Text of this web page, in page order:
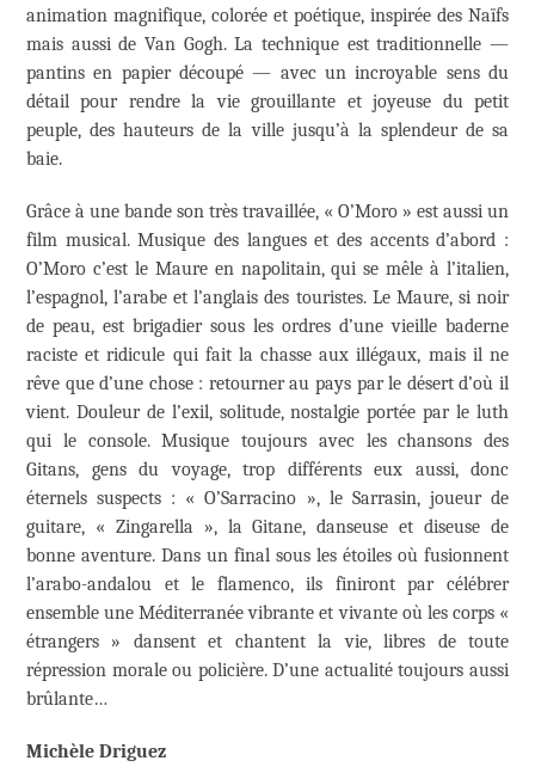
animation magnifique, colorée et poétique, inspirée des Naïfs
mais aussi de Van Gogh. La technique est traditionnelle —
pantins en papier découpé — avec un incroyable sens du
détail pour rendre la vie grouillante et joyeuse du petit
peuple, des hauteurs de la ville jusqu’à la splendeur de sa
baie.
Grâce à une bande son très travaillée, « O’Moro » est aussi un
film musical. Musique des langues et des accents d’abord :
O’Moro c’est le Maure en napolitain, qui se mêle à l’italien,
l’espagnol, l’arabe et l’anglais des touristes. Le Maure, si noir
de peau, est brigadier sous les ordres d’une vieille baderne
raciste et ridicule qui fait la chasse aux illégaux, mais il ne
rêve que d’une chose : retourner au pays par le désert d’où il
vient. Douleur de l’exil, solitude, nostalgie portée par le luth
qui le console. Musique toujours avec les chansons des
Gitans, gens du voyage, trop différents eux aussi, donc
éternels suspects : « O’Sarracino », le Sarrasin, joueur de
guitare, « Zingarella », la Gitane, danseuse et diseuse de
bonne aventure. Dans un final sous les étoiles où fusionnent
l’arabo-andalou et le flamenco, ils finiront par célébrer
ensemble une Méditerranée vibrante et vivante où les corps «
étrangers » dansent et chantent la vie, libres de toute
répression morale ou policière. D’une actualité toujours aussi
brûlante…
Michèle Driguez